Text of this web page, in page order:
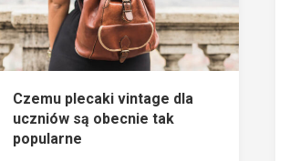
Czemu plecaki vintage dla
uczniów są obecnie tak
popularne